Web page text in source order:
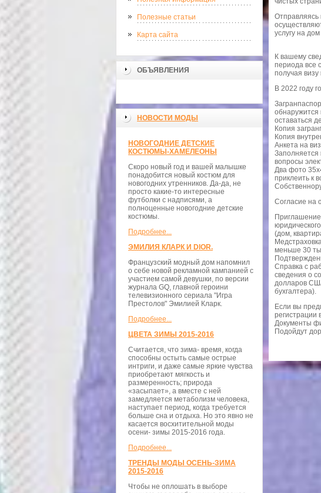
Полезные статьи
Карта сайта
ОБЪЯВЛЕНИЯ
НОВОСТИ МОДЫ
НОВОГОДНИЕ ДЕТСКИЕ
КОСТЮМЫ-ХАМЕЛЕОНЫ
Скоро новый год и вашей малышке
понадобится новый костюм для
новогодних утренников. Да-да, не
просто какие-то интересные
футболки с надписями, а
полноценные новогодние детские
костюмы.
Подробнее...
ЭМИЛИЯ КЛАРК И DIOR.
Французский модный дом напомнил
о себе новой рекламной кампанией с
участием самой девушки, по версии
журнала GQ, главной героини
телевизионного сериала "Игра
Престолов" Эмилией Кларк.
Подробнее...
ЦВЕТА ЗИМЫ 2015-2016
Считается, что зима- время, когда
способны остыть самые острые
интриги, и даже самые яркие чувства
приобретают мягкость и
размеренность; природа
«засыпает», а вместе с ней
замедляется метаболизм человека,
наступает период, когда требуется
больше сна и отдыха. Но это явно не
касается восхитительной моды
осени- зимы 2015-2016 года.
Подробнее...
ТРЕНДЫ МОДЫ ОСЕНЬ-ЗИМА
2015-2016
Чтобы не оплошать в выборе
Отправляясь
услугу на
К вашему
периода все
получая
В 2022 году
обнаружится
оставаться
Копия
Копия
Анкета на
Заполняется
вопросы
Два фото
приклеить к
Согласие на
(дом,
меньше 30
Справка с
сведения о
долларов
бухгалтера).
Если вы
регистрации
Документы
Подойдут